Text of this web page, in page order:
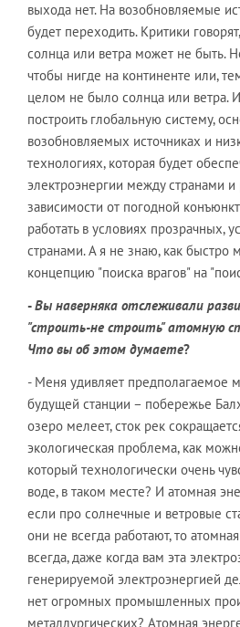
выхода нет. На возобновляемые
будет переходить. Критики
солнца или ветра может не быть.
чтобы нигде на континенте или,
целом не было солнца или ветра.
построить глобальную систему,
возобновляемых источниках и
технологиях, которая будет
электроэнергии между странами
зависимости от погодной
работать в условиях прозрачных,
странами. А я не знаю, как быстро
концепцию "поиска врагов" на
-Вы наверняка отслеживали
"строить-не строить" атомную
Что вы об этом думаете?
- Меня удивляет предполагаемое
будущей станции – побережье
озеро мелеет, сток рек
экологическая проблема, как
который технологически очень
воде, в таком месте? И атомная
если про солнечные и ветровые
они не всегда работают, то
всегда, даже когда вам эта
генерируемой электроэнергией
нет огромных промышленных
металлургических? Атомная